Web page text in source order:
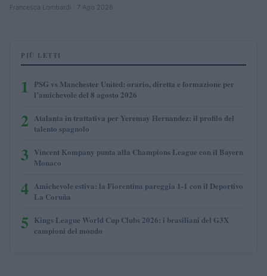
Francesca Lombardi · 7 Ago 2026
PIÙ LETTI
1
PSG vs Manchester United: orario, diretta e formazione per
l’amichevole del 8 agosto 2026
2 Atalanta in trattativa per Yeremay Hernandez: il profilo del
talento spagnolo
3 Vincent Kompany punta alla Champions League con il Bayern
Monaco
4 Amichevole estiva: la Fiorentina pareggia 1-1 con il Deportivo
La Coruña
5 Kings League World Cup Clubs 2026: i brasiliani del G3X
campioni del mondo